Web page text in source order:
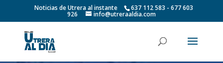
Noticias de Utrera al instante 637 112 583 - 677 603
926 info@utreraaldia.com